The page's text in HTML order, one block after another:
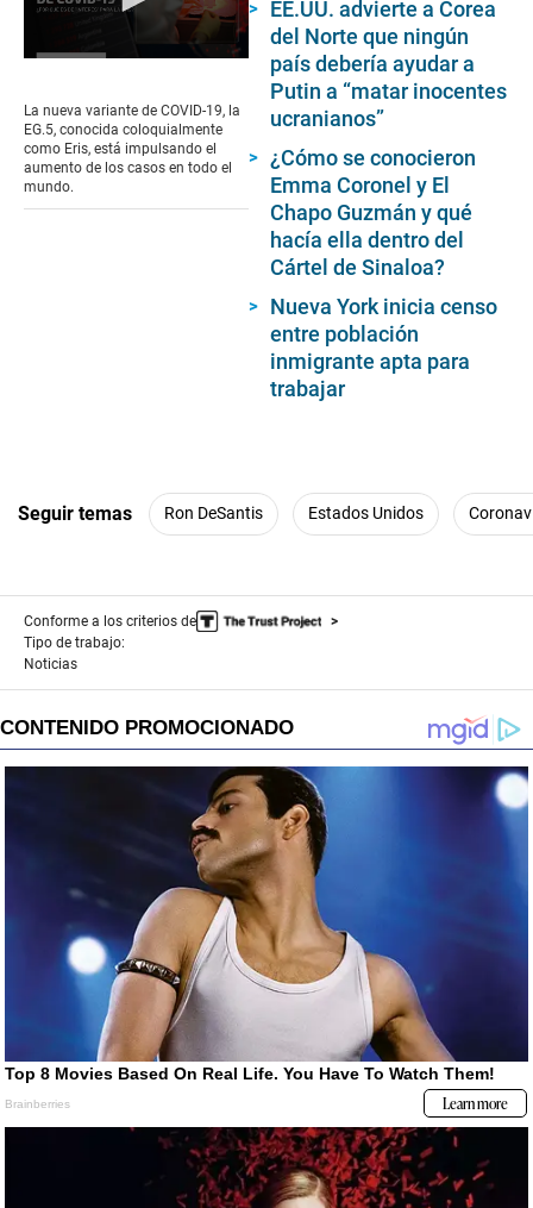
of
3
minutes,
20
seconds
La nueva variante de COVID-19, la
EG.5, conocida coloquialmente
como Eris, está impulsando el
aumento de los casos en todo el
mundo.
EE.UU. advierte a Corea
del Norte que ningún
país debería ayudar a
Putin a “matar inocentes
ucranianos”
¿Cómo se conocieron
Emma Coronel y El
Chapo Guzmán y qué
hacía ella dentro del
Cártel de Sinaloa?
Nueva York inicia censo
entre población
inmigrante apta para
trabajar
Seguir temas Ron DeSantis Estados Unidos
Conforme a los criterios de
Tipo de trabajo:
Noticias